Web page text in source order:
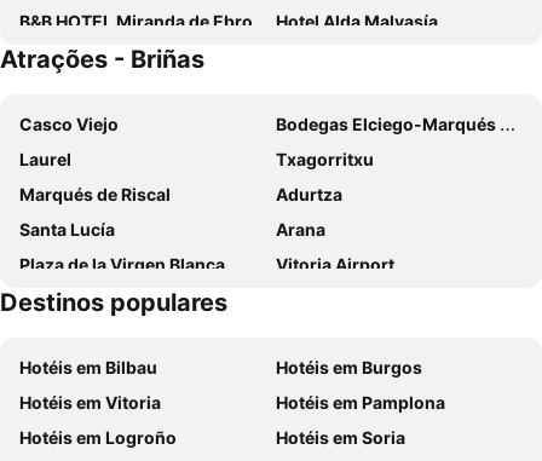
B&B HOTEL Miranda de Ebro
Hotel Alda Malvasía
Hotel Achuri
Los Zapatos Morados
Apartamentos Señorio de Haro
Palacio Tondon, Autograph Collection
Hospedería Señorío de Casalarreina
Hotel Viura
Hotel Eguren Ugarte
Villa de Elciego
Hospedería Señorío de Briñas
Hotel Arrope
Teatrisso Hotel Palacio
Hotel Hormilla
El Mirador de Eloísa
Hotel Valle del Oja
Ele Hotel Andgo Arasur
Atrações - Briñas
Casco Viejo
Bodegas Elciego-Marqués de Riscal
Laurel
Txagorritxu
Marqués de Riscal
Adurtza
Santa Lucía
Arana
Plaza de la Virgen Blanca
Vitoria Airport
Postas
Zabalgana
Conjunto Histórico Artístico
Tranvía
Ensanche
Lovaina
Santiago
Destinos populares
Hotéis em Bilbau
Hotéis em Burgos
Hotéis em Vitoria
Hotéis em Pamplona
Hotéis em Logroño
Hotéis em Soria